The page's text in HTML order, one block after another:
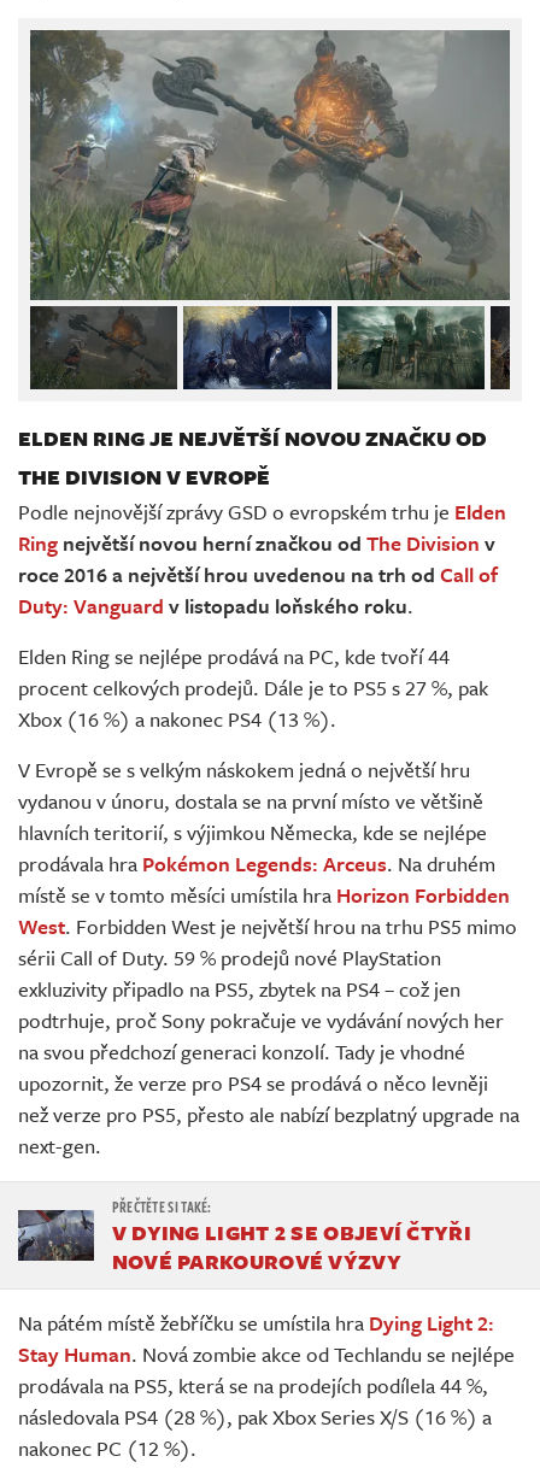
ELDEN RING JE NEJVĚTŠÍ NOVOU ZNAČKU OD
THE DIVISION V EVROPĚ
Podle nejnovější zprávy GSD o evropském trhu je Elden
Ring největší novou herní značkou od The Division v
roce 2016 a největší hrou uvedenou na trh od Call of
Duty: Vanguard v listopadu loňského roku.
Elden Ring se nejlépe prodává na PC, kde tvoří 44
procent celkových prodejů. Dále je to PS5 s 27 %, pak
Xbox (16 %) a nakonec PS4 (13 %).
V Evropě se s velkým náskokem jedná o největší hru
vydanou v únoru, dostala se na první místo ve většině
hlavních teritorií, s výjimkou Německa, kde se nejlépe
prodávala hra Pokémon Legends: Arceus. Na druhém
místě se v tomto měsíci umístila hra Horizon Forbidden
West. Forbidden West je největší hrou na trhu PS5 mimo
sérii Call of Duty. 59 % prodejů nové PlayStation
exkluzivity připadlo na PS5, zbytek na PS4 – což jen
podtrhuje, proč Sony pokračuje ve vydávání nových her
na svou předchozí generaci konzolí. Tady je vhodné
upozornit, že verze pro PS4 se prodává o něco levněji
než verze pro PS5, přesto ale nabízí bezplatný upgrade na
next-gen.
V DYING LIGHT 2 SE OBJEVÍ ČTYŘI
NOVÉ PARKOUROVÉ VÝZVY
Na pátém místě žebříčku se umístila hra Dying Light 2:
Stay Human. Nová zombie akce od Techlandu se nejlépe
prodávala na PS5, která se na prodejích podílela 44 %,
následovala PS4 (28 %), pak Xbox Series X/S (16 %) a
nakonec PC (12 %).